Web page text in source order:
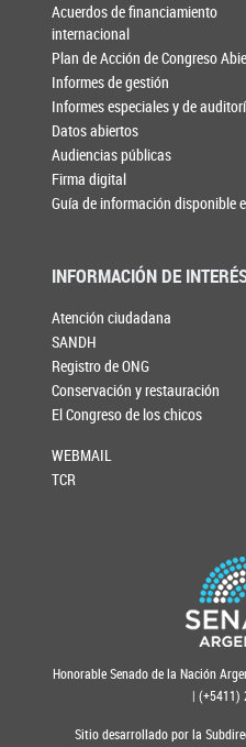
Acuerdos de financiamiento
internacional
Plan de Acción de Congreso
Informes de gestión
Informes especiales y de
Datos abiertos
Audiencias públicas
Firma digital
Guía de información disponible
INFORMACIÓN DE
Atención ciudadana
SANDH
Registro de ONG
Conservación y restauración
El Congreso de los chicos
WEBMAIL
TCR
Honorable Senado de la Nación
| (+5411)
Sitio desarrollado por la